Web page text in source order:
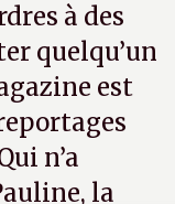
à des
quelqu’un
est
n’a
la